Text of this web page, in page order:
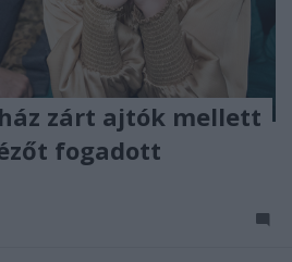
zárt ajtók mellett
fogadott